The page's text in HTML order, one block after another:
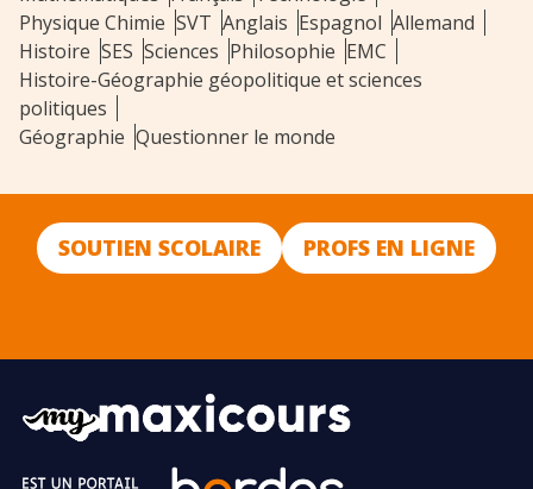
Physique Chimie SVT Anglais Espagnol Allemand
Histoire SES Sciences Philosophie EMC
Histoire-Géographie géopolitique et sciences
politiques
Géographie Questionner le monde
SOUTIEN SCOLAIRE PROFS EN LIGNE